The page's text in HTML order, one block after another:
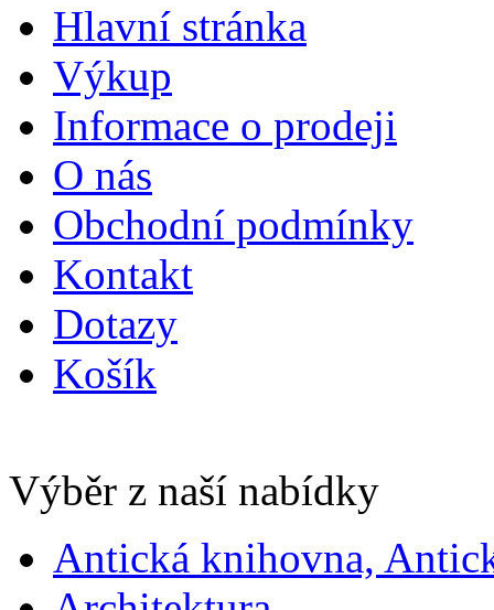
Hlavní stránka
Výkup
Informace o prodeji
O nás
Obchodní podmínky
Kontakt
Dotazy
Košík
Výběr z naší nabídky
Antická knihovna,